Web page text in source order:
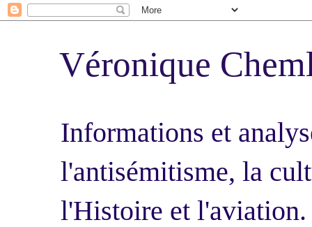
Véronique
Informations et
l'antisémitisme, la
l'Histoire et l'aviation.